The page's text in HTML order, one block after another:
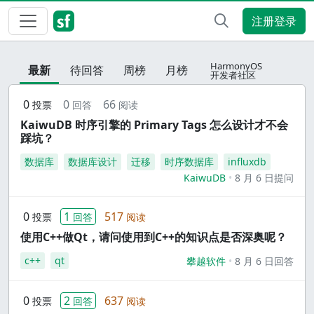
注册登录
最新 待回答 周榜 月榜 HarmonyOS
开发者社区
0 投票 0 回答 66 阅读
KaiwuDB 时序引擎的 Primary Tags 怎么设计才不会
踩坑？
数据库 数据库设计 迁移 时序数据库
influxdb
KaiwuDB
8 月 6 日提问
0 投票 1 回答 517 阅读
使用C++做Qt，请问使用到C++的知识点是否深奥呢？
c++ qt 攀越软件 8 月 6 日回答
0 投票 2 回答 637 阅读